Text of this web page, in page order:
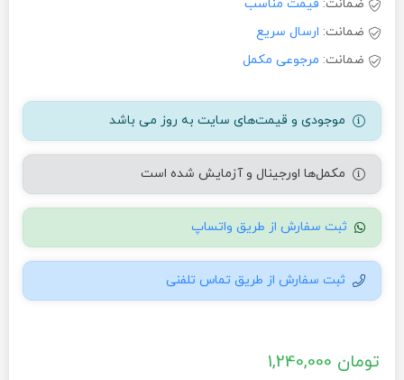
ضمانت: قیمت مناسب
ضمانت: ارسال سریع
ضمانت: مرجوعی مکمل
موجودی و قیمت‌های سایت به روز می باشد
مکمل‌ها اورجینال و آزمایش شده است
ثبت سفارش از طریق واتساپ
ثبت سفارش از طریق تماس تلفنی
تومان